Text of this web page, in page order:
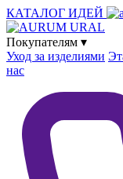
КАТАЛОГ ИДЕЙ
Покупателям ▾
Уход за изделиями
нас